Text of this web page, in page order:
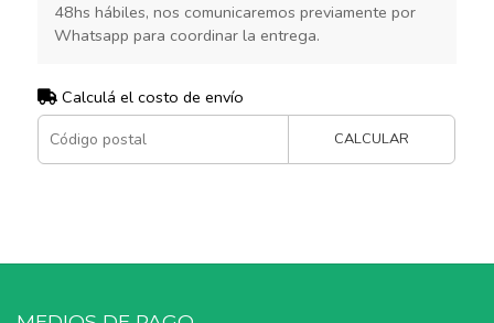
48hs hábiles, nos comunicaremos previamente por
Whatsapp para coordinar la entrega.
Calculá el costo de envío
CALCULAR